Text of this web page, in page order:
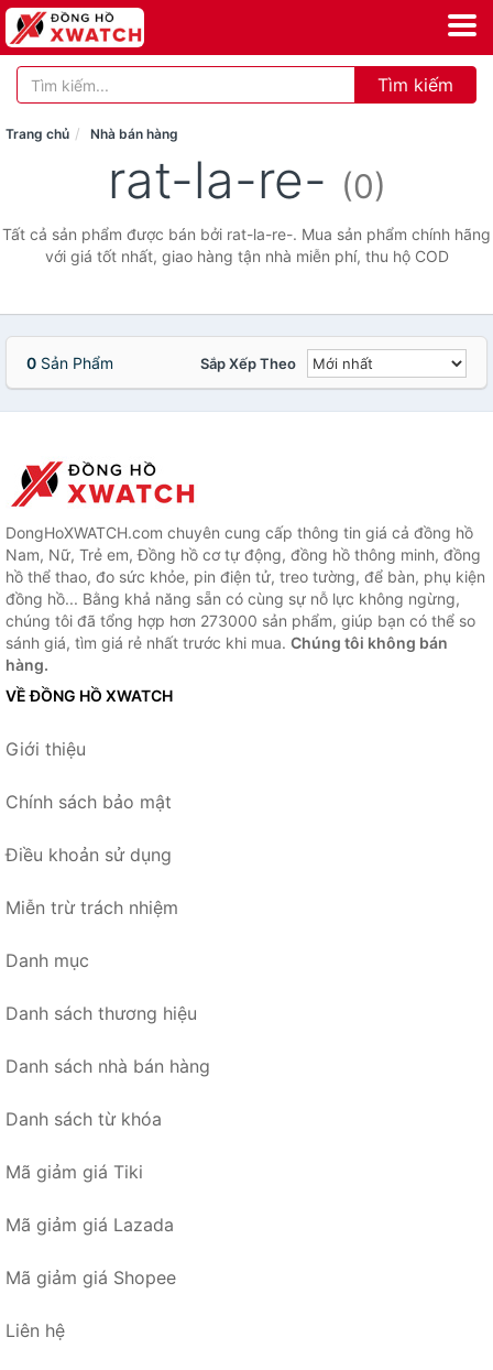
Tìm kiếm
Trang chủ Nhà bán hàng
rat-la-re- (0)
Tất cả sản phẩm được bán bởi rat-la-re-. Mua sản phẩm chính hãng
với giá tốt nhất, giao hàng tận nhà miễn phí, thu hộ COD
0 Sản Phẩm Sắp Xếp Theo
DongHoXWATCH.com chuyên cung cấp thông tin giá cả đồng hồ
Nam, Nữ, Trẻ em, Đồng hồ cơ tự động, đồng hồ thông minh, đồng
hồ thể thao, đo sức khỏe, pin điện tử, treo tường, để bàn, phụ kiện
đồng hồ... Bằng khả năng sẵn có cùng sự nỗ lực không ngừng,
chúng tôi đã tổng hợp hơn 273000 sản phẩm, giúp bạn có thể so
sánh giá, tìm giá rẻ nhất trước khi mua. Chúng tôi không bán
hàng.
VỀ ĐỒNG HỒ XWATCH
Giới thiệu
Chính sách bảo mật
Điều khoản sử dụng
Miễn trừ trách nhiệm
Danh mục
Danh sách thương hiệu
Danh sách nhà bán hàng
Danh sách từ khóa
Mã giảm giá Tiki
Mã giảm giá Lazada
Mã giảm giá Shopee
Liên hệ